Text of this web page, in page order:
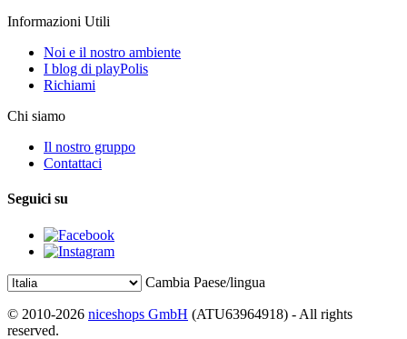
Informazioni Utili
Noi e il nostro ambiente
I blog di playPolis
Richiami
Chi siamo
Il nostro gruppo
Contattaci
Seguici su
Cambia Paese/lingua
© 2010-2026 niceshops GmbH (ATU63964918) - All rights
reserved.